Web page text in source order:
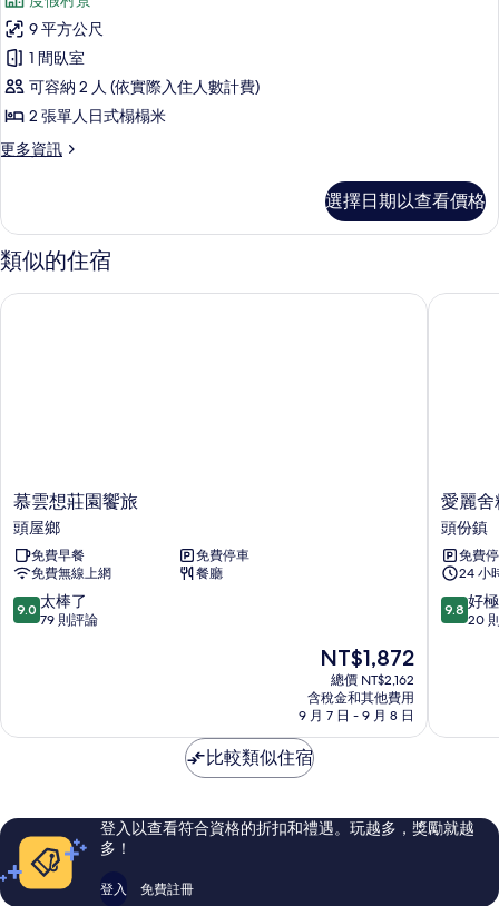
詳
情
精
緻
雙
人
的
有
相
片
9 平方公尺
1 間臥室
可容納 2 人 (依實際入住人數計費)
2 張單人日式榻榻米
更多資訊
更
雙
人
房
詳
選擇日期以查看價格
類似的住宿
慕
雲
想
莊
園
饗
旅
慕雲想莊園饗旅
頭屋鄉
免費早餐
免費停車
免費無線上網
餐廳
9.0
分，
棒
評
論
9.0 太棒了
79 則評論
現
在
價
格
為
NT$1,872
總價 NT$2,162
含稅金和其他費用
9 月 7 日 - 9 月 8 日
慕雲想莊園饗旅
愛
麗
舍
精
品
旅
館
愛麗舍
頭份鎮
免費
24 小
9.8
分，
極
評
論
9.8 好
20
愛麗舍
比較類似住宿
登入以查看符合資格的折扣和禮遇。玩越多，獎勵就越
多！
登入 免費註冊